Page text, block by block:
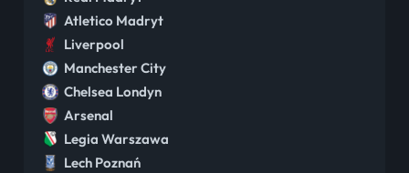
Atletico Madryt
Liverpool
Manchester City
Chelsea Londyn
Arsenal
Legia Warszawa
Lech Poznań